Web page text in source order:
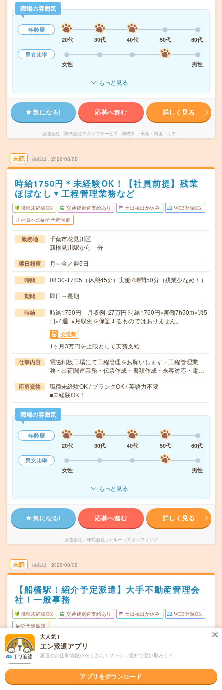
職場の雰囲気
年齢層
20代
30代 40代 50代
60代
男女比率
女性
男性
もっと見る
気になる! 応募へ進む 詳しく見る
派遣会社 株式会社スタッフサービス（神奈川・千葉・埼玉エリア）
未読 掲載日 2026/08/08
時給1750円＊未経験OK！【社員前提】残業
ほぼなし▼工程管理業務など
職種未経験OK 交通費別途支給あり 土日祝日が休み WEB登録OK
正社員への紹介予定派遣
勤務地
千葉市花見川区
新検見川駅から---分
曜日頻度 月～金／週5日
時間 08:30-17:05（休憩45分）実働7時間50分（残業少なめ！）
期間 即日～長期
時給
時給1750円 月収例 27万円 時給1750円×実働7h50m×週5
日×4週 ※月収例を保証するものではありません。
交通費
1ヶ月3万円を上限として実費支給
仕事内容
電磁銅板工場にて工程管理をお願いします・工程管理業
務・出荷関連業務・伝票作成・書類作成・来客対応・電…
応募資格
職種未経験OK / ブランクOK / 英語力不要
■未経験OK！
職場の雰囲気
年齢層
20代
30代 40代 50代
60代
男女比率
女性
男性
もっと見る
気になる! 応募へ進む 詳しく見る
派遣会社 株式会社リクルートスタッフィング
未読 掲載日 2026/08/08
【船橋駅！紹介予定派遣】大手不動産管理会
社！一般事務
職種未経験OK 交通費別途支給あり 土日祝日が休み WEB登録OK
紹介予定派遣
勤務地
千葉県船橋市
船橋駅から徒歩5分
曜日頻度 月～金
時間 9:00～18:00
大人気！
エン派遣アプリ
派遣のお仕事情報がたくさん！プッシュ通知で受け取ろう！
アプリをダウンロード